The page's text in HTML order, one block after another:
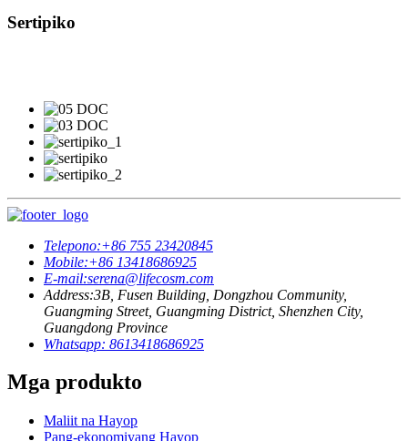
Sertipiko
Telepono:+86 755 23420845
Mobile:+86 13418686925
E-mail:serena@lifecosm.com
Address:3B, Fusen Building, Dongzhou Community,
Guangming Street, Guangming District, Shenzhen City,
Guangdong Province
Whatsapp: 8613418686925
Mga produkto
Maliit na Hayop
Pang-ekonomiyang Hayop